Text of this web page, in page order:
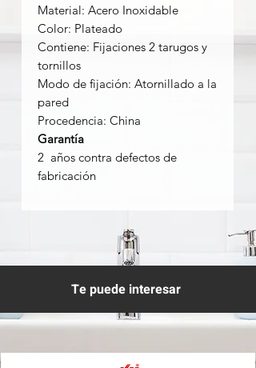
Material: Acero Inoxidable
Color: Plateado
Contiene: Fijaciones 2 tarugos y
tornillos
Modo de fijación: Atornillado a la
pared
Procedencia: China
Garantía
2 años contra defectos de
fabricación
Te puede interesar